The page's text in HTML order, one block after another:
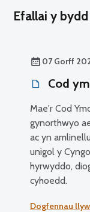
Efallai y
07 Gorff
Cod
Mae'r Cod
gynorthwyo
ac yn
unigol y
hyrwyddo,
cyhoedd.
Dogfennau